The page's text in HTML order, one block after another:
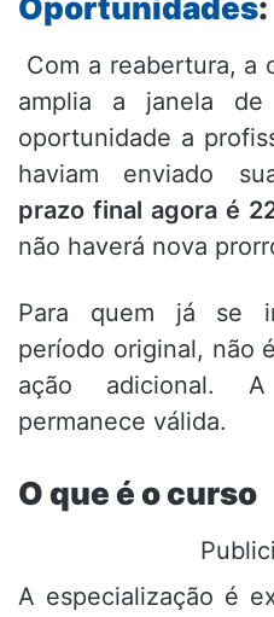
Oportunidades:
Com a reabertura, a
amplia a janela de
oportunidade a
haviam enviado
prazo final agora é
não haverá nova
Para quem já se
período original, não
ação adicional.
permanece válida.
O que é o curso
A especialização é